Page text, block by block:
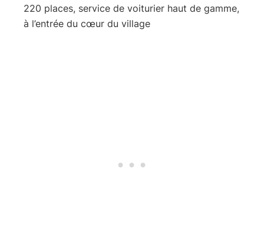
220 places, service de voiturier haut de gamme,
à l’entrée du cœur du village